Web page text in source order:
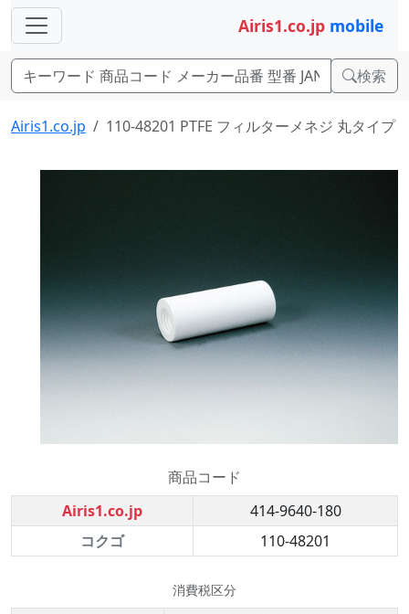
Airis1.co.jp mobile
検索
Airis1.co.jp 110-48201 PTFE フィルターメネジ 丸タイプ
商品コード
Airis1.co.jp
414-9640-180
コクゴ
110-48201
消費税区分